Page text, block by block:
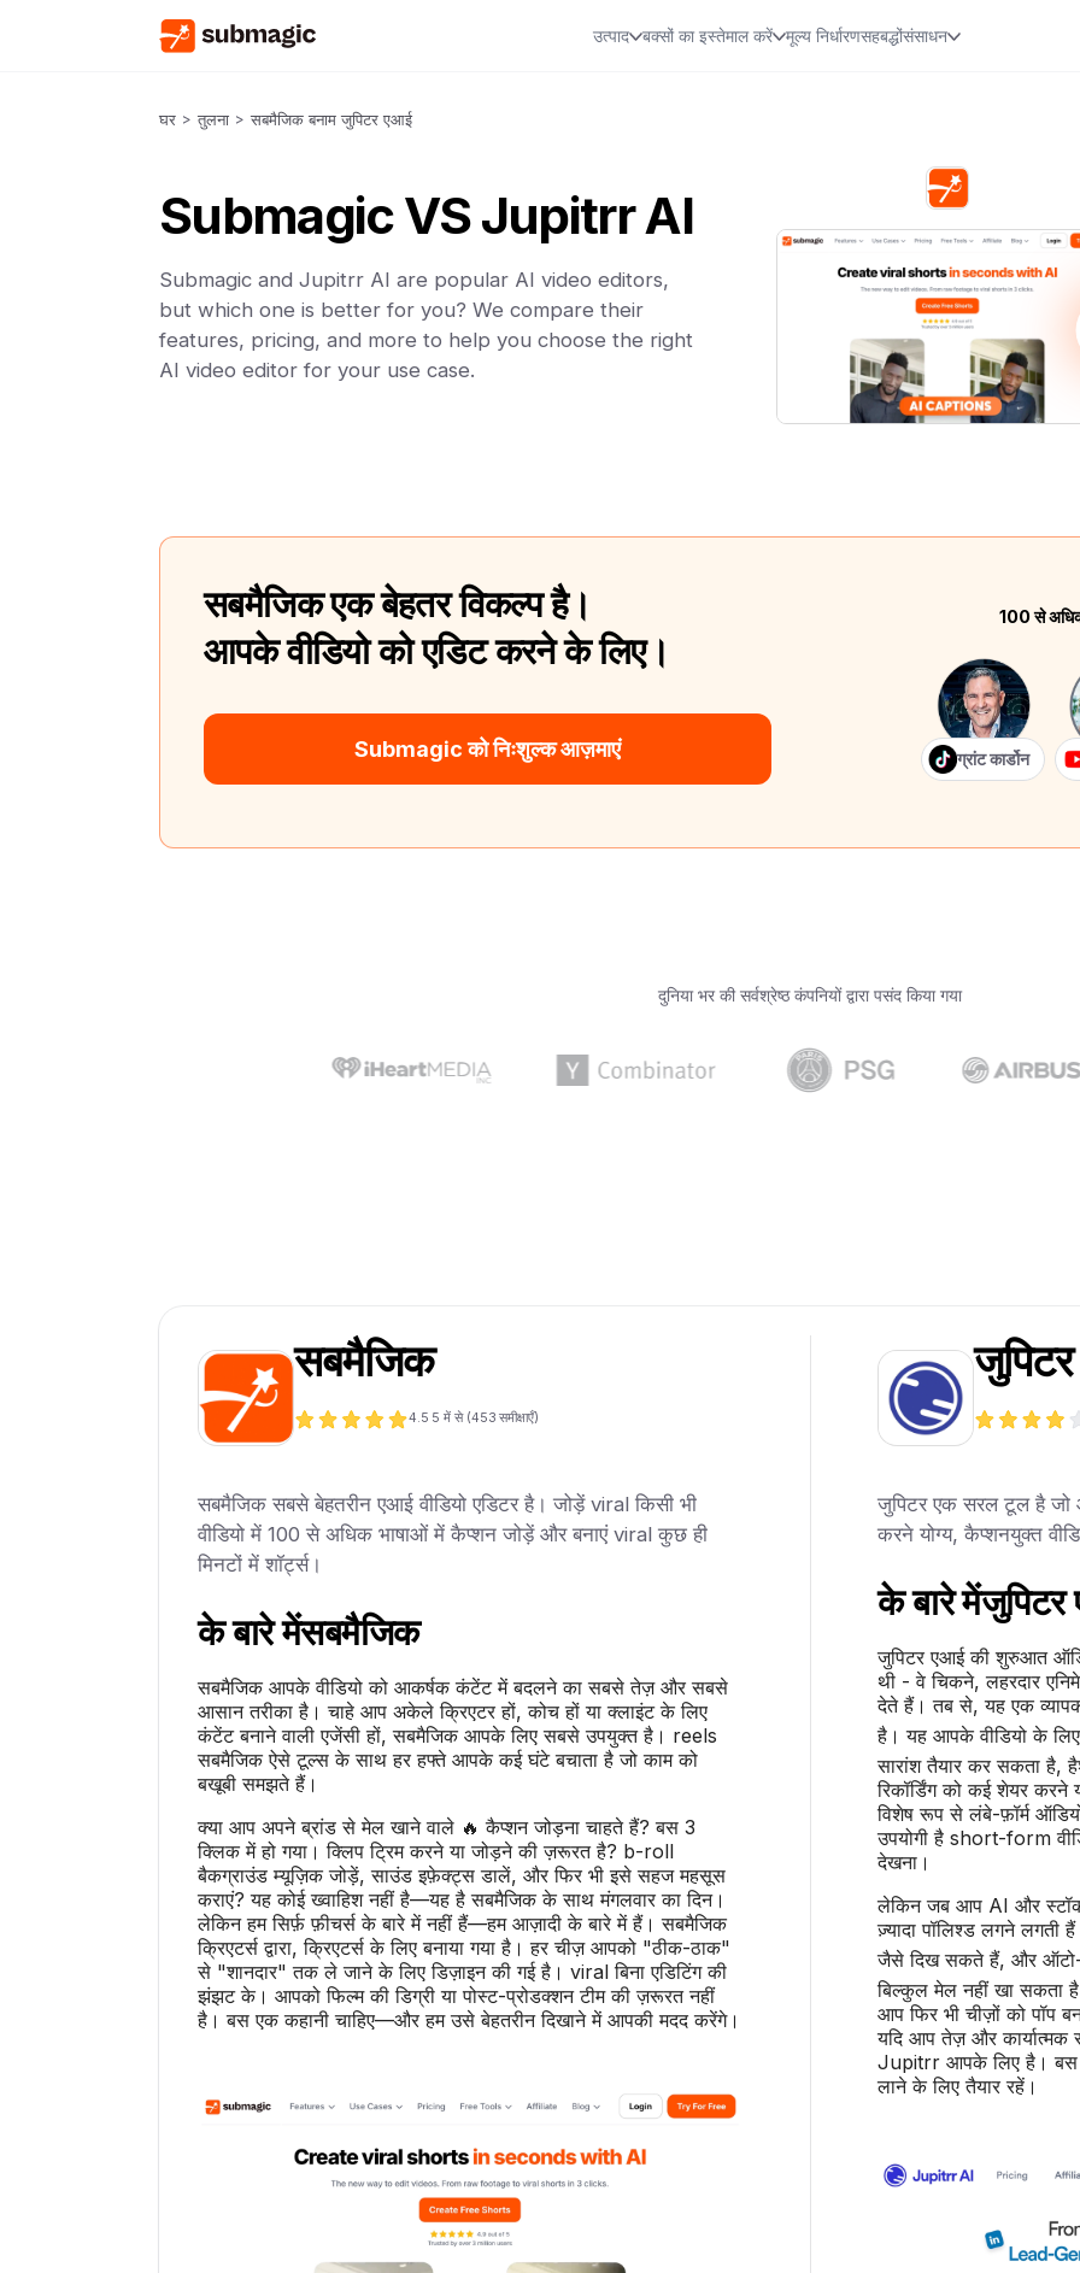
उत्पाद बक्सों का इस्तेमाल करें मूल्य निर्धारणसहबद्धोंसंसाधन
घर > तुलना > सबमैजिक बनाम जुपिटर एआई
Submagic VS Jupitrr AI
Submagic and Jupitrr AI are popular AI video editors,
but which one is better for you? We compare their
features, pricing, and more to help you choose the right
AI video editor for your use case.
सबमैजिक एक बेहतर विकल्प है।
आपके वीडियो को एडिट करने के लिए।
Submagic को निःशुल्क आज़माएं
100 से अधिक
ग्रांट कार्डोन
दुनिया भर की सर्वश्रेष्ठ कंपनियों द्वारा पसंद किया गया
सबमैजिक
4.5 5 में से (453 समीक्षाएँ)
सबमैजिक सबसे बेहतरीन एआई वीडियो एडिटर है। जोड़ें viral किसी भी
वीडियो में 100 से अधिक भाषाओं में कैप्शन जोड़ें और बनाएं viral कुछ ही
मिनटों में शॉर्ट्स।
के बारे मेंसबमैजिक
सबमैजिक आपके वीडियो को आकर्षक कंटेंट में बदलने का सबसे तेज़ और सबसे
आसान तरीका है। चाहे आप अकेले क्रिएटर हों, कोच हों या क्लाइंट के लिए
कंटेंट बनाने वाली एजेंसी हों, सबमैजिक आपके लिए सबसे उपयुक्त है। reels
सबमैजिक ऐसे टूल्स के साथ हर हफ्ते आपके कई घंटे बचाता है जो काम को
बखूबी समझते हैं।
क्या आप अपने ब्रांड से मेल खाने वाले 🔥 कैप्शन जोड़ना चाहते हैं? बस 3
क्लिक में हो गया। क्लिप ट्रिम करने या जोड़ने की ज़रूरत है? b-roll
बैकग्राउंड म्यूज़िक जोड़ें, साउंड इफ़ेक्ट्स डालें, और फिर भी इसे सहज महसूस
कराएं? यह कोई ख्वाहिश नहीं है—यह है सबमैजिक के साथ मंगलवार का दिन।
लेकिन हम सिर्फ़ फ़ीचर्स के बारे में नहीं हैं—हम आज़ादी के बारे में हैं। सबमैजिक
क्रिएटर्स द्वारा, क्रिएटर्स के लिए बनाया गया है। हर चीज़ आपको "ठीक-ठाक"
से "शानदार" तक ले जाने के लिए डिज़ाइन की गई है। viral बिना एडिटिंग की
झंझट के। आपको फिल्म की डिग्री या पोस्ट-प्रोडक्शन टीम की ज़रूरत नहीं
है। बस एक कहानी चाहिए—और हम उसे बेहतरीन दिखाने में आपकी मदद करेंगे।
जुपिटर एक सरल टूल है जो
करने योग्य, कैप्शनयुक्त
के बारे में
जुपिटर एआई की शुरुआत
थी - वे चिकने, लहरदार
देते हैं। तब से, यह एक व्यापक
है। यह आपके वीडियो के
सारांश तैयार कर सकता है,
रिकॉर्डिंग को कई शेयर
विशेष रूप से लंबे-फ़ॉर्म
उपयोगी है short-form
देखना।
लेकिन जब आप AI और स्टॉक
ज़्यादा पॉलिश्ड लगने लगती
जैसे दिख सकते हैं, और
बिल्कुल मेल नहीं खा सकता
आप फिर भी चीज़ों को पॉप
यदि आप तेज़ और कार्यात्मक
Jupitrr आपके लिए है। बस
लाने के लिए तैयार रहें।